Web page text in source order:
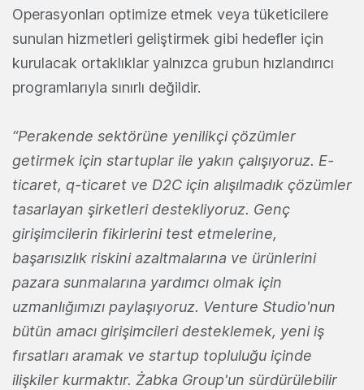
Operasyonları optimize etmek veya tüketicilere
sunulan hizmetleri geliştirmek gibi hedefler için
kurulacak ortaklıklar yalnızca grubun hızlandırıcı
programlarıyla sınırlı değildir.
“Perakende sektörüne yenilikçi çözümler
getirmek için startuplar ile yakın çalışıyoruz. E-
ticaret, q-ticaret ve D2C için alışılmadık çözümler
tasarlayan şirketleri destekliyoruz. Genç
girişimcilerin fikirlerini test etmelerine,
başarısızlık riskini azaltmalarına ve ürünlerini
pazara sunmalarına yardımcı olmak için
uzmanlığımızı paylaşıyoruz. Venture Studio'nun
bütün amacı girişimcileri desteklemek, yeni iş
fırsatları aramak ve startup topluluğu içinde
ilişkiler kurmaktır. Żabka Group'un sürdürülebilir